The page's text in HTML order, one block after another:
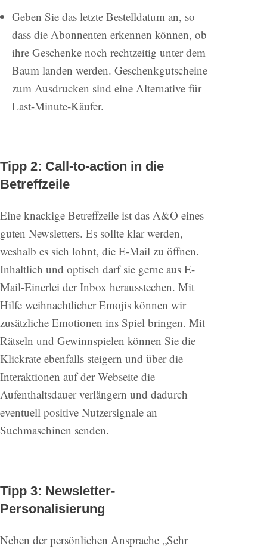
Geben Sie das letzte Bestelldatum an, so
dass die Abonnenten erkennen können, ob
ihre Geschenke noch rechtzeitig unter dem
Baum landen werden. Geschenkgutscheine
zum Ausdrucken sind eine Alternative für
Last-Minute-Käufer.
Tipp 2: Call-to-action in die
Betreffzeile
Eine knackige Betreffzeile ist das A&O eines
guten Newsletters. Es sollte klar werden,
weshalb es sich lohnt, die E-Mail zu öffnen.
Inhaltlich und optisch darf sie gerne aus E-
Mail-Einerlei der Inbox herausstechen. Mit
Hilfe weihnachtlicher Emojis können wir
zusätzliche Emotionen ins Spiel bringen. Mit
Rätseln und Gewinnspielen können Sie die
Klickrate ebenfalls steigern und über die
Interaktionen auf der Webseite die
Aufenthaltsdauer verlängern und dadurch
eventuell positive Nutzersignale an
Suchmaschinen senden.
Tipp 3: Newsletter-
Personalisierung
Neben der persönlichen Ansprache „Sehr